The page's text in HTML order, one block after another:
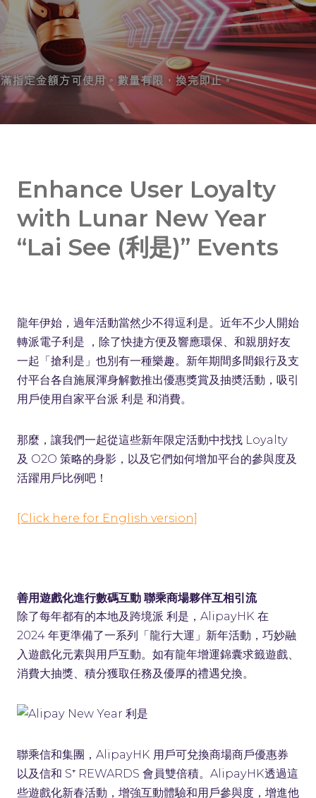
Enhance User Loyalty
with Lunar New Year
“Lai See (利是)” Events
龍年伊始，過年活動當然少不得逗利是。近年不少人開始
轉派電子利是 ，除了快捷方便及響應環保、和親朋好友
一起「搶利是」也別有一種樂趣。新年期間多間銀行及支
付平台各自施展渾身解數推出優惠獎賞及抽奬活動，吸引
用戶使用自家平台派 利是 和消費。
那麼，讓我們一起從這些新年限定活動中找找 Loyalty
及 O2O 策略的身影，以及它們如何增加平台的參與度及
活躍用戶比例吧！
[Click here for English version]
善用遊戲化進行數碼互動 聯乘商場夥伴互相引流
除了每年都有的本地及跨境派 利是，AlipayHK 在
2024 年更準備了一系列「龍行大運」新年活動，巧妙融
入遊戲化元素與用戶互動。如有龍年增運錦囊求籤遊戲、
消費大抽獎、積分獲取任務及優厚的禮遇兌換。
聯乘信和集團，AlipayHK 用戶可兌換商場商戶優惠券
以及信和 S⁺ REWARDS 會員雙倍積。AlipayHK透過這
些遊戲化新春活動，增強互動體驗和用戶參與度，增進他